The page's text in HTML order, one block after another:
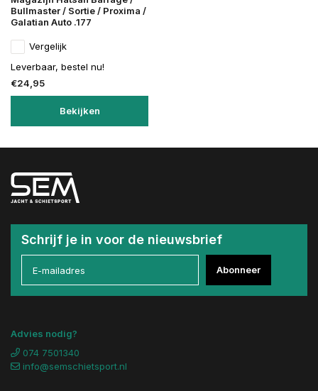
Bullmaster / Sortie / Proxima /
Galatian Auto .177
Vergelijk
Leverbaar, bestel nu!
€24,95
Bekijken
Schrijf je in voor de nieuwsbrief
Abonneer
Advies nodig?
074 7501340
info@semschietsport.nl